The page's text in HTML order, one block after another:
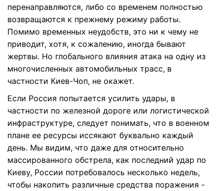
перенаправляются, либо со временем полностью
возвращаются к прежнему режиму работы.
Помимо временных неудобств, это ни к чему не
приводит, хотя, к сожалению, иногда бывают
жертвы. Но глобального влияния атака на одну из
многочисленных автомобильных трасс, в
частности Киев-Чоп, не окажет.
Если Россия попытается усилить удары, в
частности по железной дороге или логистической
инфраструктуре, следует понимать, что в военном
плане ее ресурсы иссякают буквально каждый
день. Мы видим, что даже для относительно
массированного обстрела, как последний удар по
Киеву, России потребовалось несколько недель,
чтобы накопить различные средства поражения -